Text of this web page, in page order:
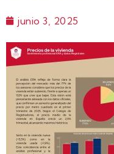
junio 3, 2025